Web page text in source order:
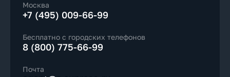
Москва
+7 (495) 009-66-99
Бесплатно с городских телефонов
8 (800) 775-66-99
Почта